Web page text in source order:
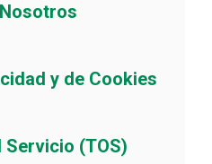
y de Cookies
(TOS)